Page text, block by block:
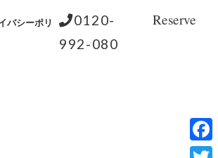
0120-
992-080
Reserve
バシーポリ